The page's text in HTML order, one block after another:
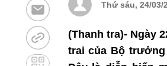
Thứ sáu, 24/03/
(Thanh tra)- Ngày
trai của Bộ